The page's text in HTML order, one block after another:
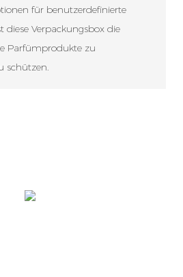
für benutzerdefinierte
diese Verpackungsbox die
Parfümprodukte zu
schützen.